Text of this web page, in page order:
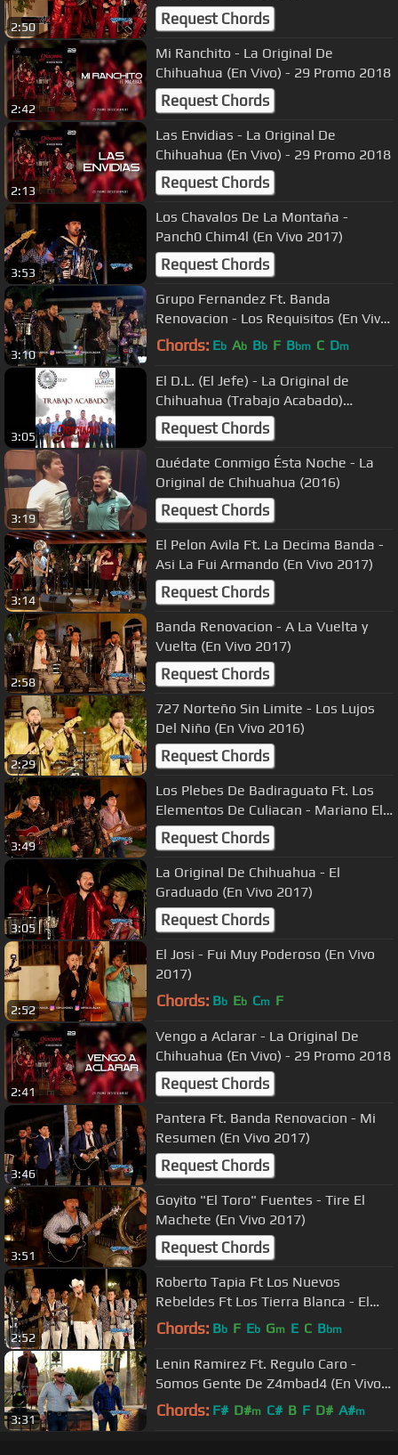
2:50 Request Chords
2:42
Mi Ranchito - La Original De
Chihuahua (En Vivo) - 29 Promo 2018
Request Chords
2:13
Las Envidias - La Original De
Chihuahua (En Vivo) - 29 Promo 2018
Request Chords
3:53
Los Chavalos De La Montaña -
Panch0 Chim4l (En Vivo 2017)
Request Chords
3:10
Grupo Fernandez Ft. Banda
Renovacion - Los Requisitos (En Vivo
2017)
Chords: Eb Ab Bb F Bbm C Dm
3:05
El D.L. (El Jefe) - La Original de
Chihuahua (Trabajo Acabado)
CORRIDOS 2015
Request Chords
3:19
Quédate Conmigo Ésta Noche - La
Original de Chihuahua (2016)
Request Chords
3:14
El Pelon Avila Ft. La Decima Banda -
Asi La Fui Armando (En Vivo 2017)
Request Chords
2:58
Banda Renovacion - A La Vuelta y
Vuelta (En Vivo 2017)
Request Chords
2:29
727 Norteño Sin Limite - Los Lujos
Del Niño (En Vivo 2016)
Request Chords
3:49
Los Plebes De Badiraguato Ft. Los
Elementos De Culiacan - Mariano El
14 (En Vivo 2017)
Request Chords
3:05
La Original De Chihuahua - El
Graduado (En Vivo 2017)
Request Chords
2:52
El Josi - Fui Muy Poderoso (En Vivo
2017)
Chords: Bb Eb Cm F
2:41
Vengo a Aclarar - La Original De
Chihuahua (En Vivo) - 29 Promo 2018
Request Chords
3:46
Pantera Ft. Banda Renovacion - Mi
Resumen (En Vivo 2017)
Request Chords
3:51
Goyito "El Toro" Fuentes - Tire El
Machete (En Vivo 2017)
Request Chords
2:52
Roberto Tapia Ft Los Nuevos
Rebeldes Ft Los Tierra Blanca - El
Cumpl34ños Del M0ch0m0 (En Vivo
Chords: Bb F Eb Gm E C Bbm
3:31
Lenin Ramirez Ft. Regulo Caro -
Somos Gente De Z4mbad4 (En Vivo
2017)
Chords: F# D#m C# B F D# A#m